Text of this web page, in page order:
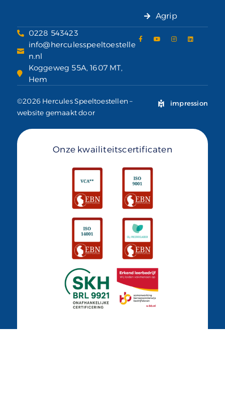
Agrip
0228 543423
info@herculesspeeltoestelle
n.nl
Koggeweg 55A, 1607 MT,
Hem
©2026 Hercules Speeltoestellen –
website gemaakt door
impression
Onze kwailiteitscertificaten